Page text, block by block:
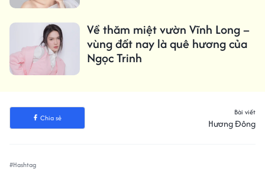
Về thăm miệt vườn Vĩnh Long –
vùng đất nay là quê hương của
Ngọc Trinh
Chia sẻ
Bài viết
Hương Đông
#Hashtag